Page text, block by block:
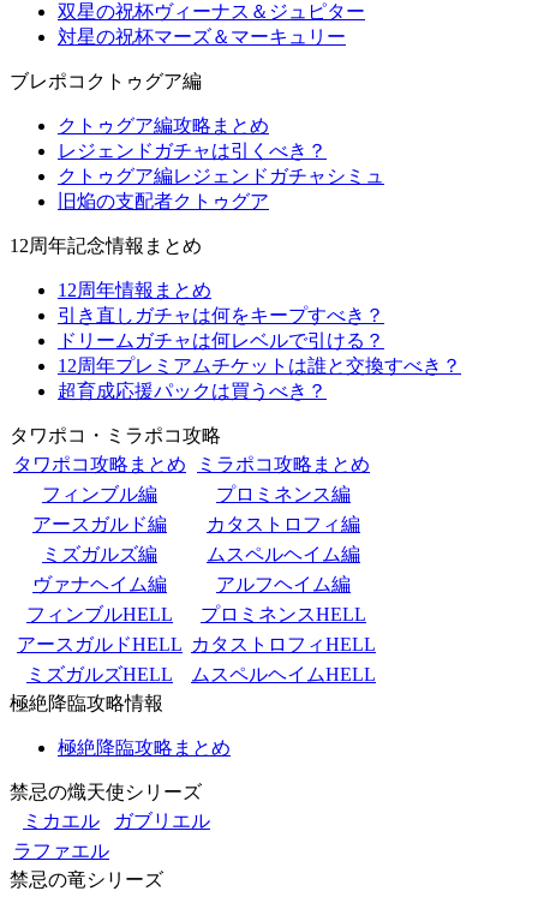
双星の祝杯ヴィーナス＆ジュピター
対星の祝杯マーズ＆マーキュリー
ブレポコクトゥグア編
クトゥグア編攻略まとめ
レジェンドガチャは引くべき？
クトゥグア編レジェンドガチャシミュ
旧焔の支配者クトゥグア
12周年記念情報まとめ
12周年情報まとめ
引き直しガチャは何をキープすべき？
ドリームガチャは何レベルで引ける？
12周年プレミアムチケットは誰と交換すべき？
超育成応援パックは買うべき？
タワポコ・ミラポコ攻略
タワポコ攻略まとめ
ミラポコ攻略まとめ
フィンブル編
プロミネンス編
アースガルド編
カタストロフィ編
ミズガルズ編
ムスペルヘイム編
ヴァナヘイム編
アルフヘイム編
フィンブルHELL
プロミネンスHELL
アースガルドHELL カタストロフィHELL
ミズガルズHELL
ムスペルヘイムHELL
極絶降臨攻略情報
極絶降臨攻略まとめ
禁忌の熾天使シリーズ
ミカエル
ガブリエル
ラファエル
禁忌の竜シリーズ